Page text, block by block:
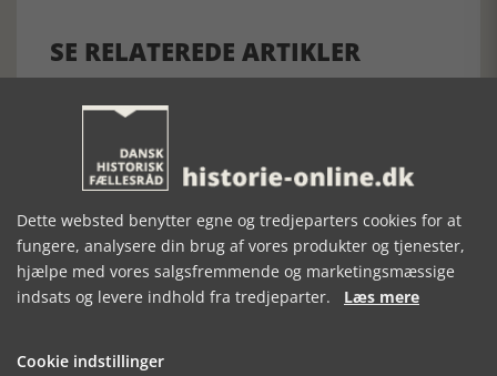
SE RELATEREDE ARTIKLER
KONGESKIBET
DANNEBROG
GÅRDMALERIER MAKABRE
MESTERVÆRKER
Dette websted benytter egne og tredjeparters cookies for at
fungere, analysere din brug af vores produkter og tjenester,
hjælpe med vores salgsfremmende og marketingsmæssige
indsats og levere indhold fra tredjeparter. Læs mere
Cookie indstillinger